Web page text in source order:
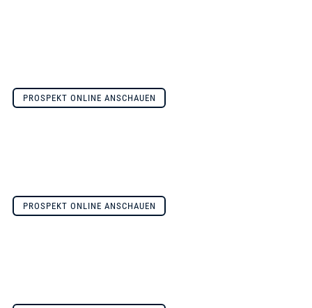
PROSPEKT ONLINE ANSCHAUEN
PROSPEKT ONLINE ANSCHAUEN